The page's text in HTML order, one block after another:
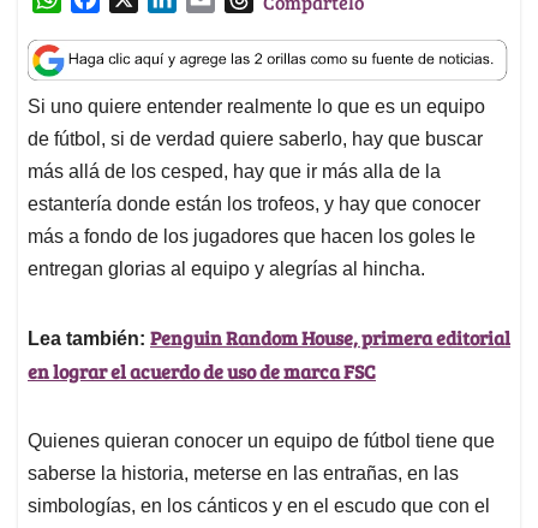
a
t
s
A
p
p
c
e
b
o
o
k
n
k
e
d
I
n
a
i
l
r
e
a
d
s
Si uno quiere entender realmente lo que es un equipo
de fútbol, si de verdad quiere saberlo, hay que buscar
más allá de los cesped, hay que ir más alla de la
estantería donde están los trofeos, y hay que conocer
más a fondo de los jugadores que hacen los goles le
entregan glorias al equipo y alegrías al hincha.
Lea también: Penguin Random House, primera editorial
en lograr el acuerdo de uso de marca FSC
Quienes quieran conocer un equipo de fútbol tiene que
saberse la historia, meterse en las entrañas, en las
simbologías, en los cánticos y en el escudo que con el